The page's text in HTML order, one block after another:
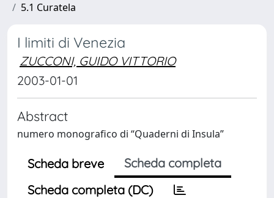
5.1 Curatela
I limiti di Venezia
ZUCCONI, GUIDO VITTORIO
2003-01-01
Abstract
numero monografico di “Quaderni di Insula”
Scheda breve
Scheda completa
Scheda completa (DC)